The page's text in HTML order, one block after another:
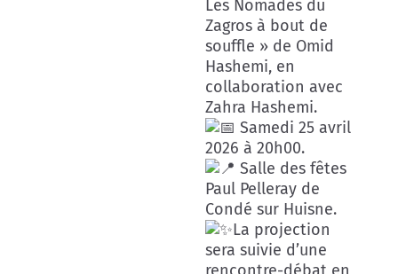
Les Nomades du
Zagros à bout de
souffle » de Omid
Hashemi, en
collaboration avec
Zahra Hashemi.
Samedi 25 avril
2026 à 20h00.
Salle des fêtes
Paul Pelleray de
Condé sur Huisne.
La projection
sera suivie d’une